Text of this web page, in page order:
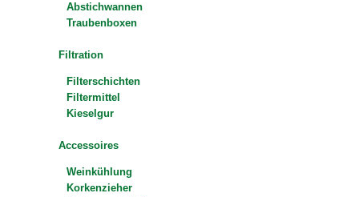
Abstichwannen
Traubenboxen
Filtration
Filterschichten
Filtermittel
Kieselgur
Accessoires
Weinkühlung
Korkenzieher